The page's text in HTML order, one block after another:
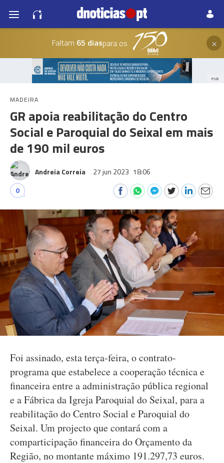
Faltam 65 diaspara os ×
PUB
MADEIRA
GR apoia reabilitação do Centro
Social e Paroquial do Seixal em mais
de 190 mil euros
Andreia Correia 27 jun 2023 18:06
0
Foi assinado, esta terça-feira, o contrato-
programa que estabelece a cooperação técnica e
financeira entre a administração pública regional
e a Fábrica da Igreja Paroquial do Seixal, para a
reabilitação do Centro Social e Paroquial do
Seixal. Um projecto que contará com a
comparticipação financeira do Orçamento da
Região, no montante máximo 191.297,73 euros.